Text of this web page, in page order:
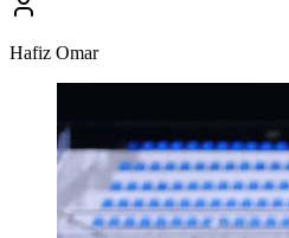
Hafiz Omar